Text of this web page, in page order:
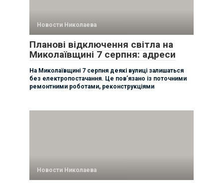
Новости Николаева
Планові відключення світла на
Миколаївщині 7 серпня: адреси
На Миколаївщині 7 серпня деякі вулиці залишаться
без електропостачання. Це пов’язано із поточними
ремонтними роботами, реконструкціями
Новости Николаева